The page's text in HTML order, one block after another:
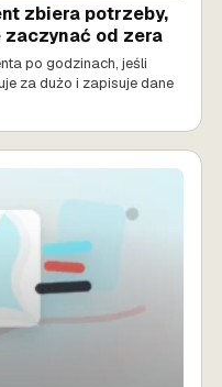
zbiera potrzeby,
od zera
po godzinach, jeśli
za dużo i zapisuje dane